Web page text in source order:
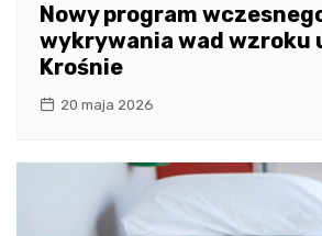
Nowy program
wykrywania wad wzroku
Krośnie
20 maja 2026